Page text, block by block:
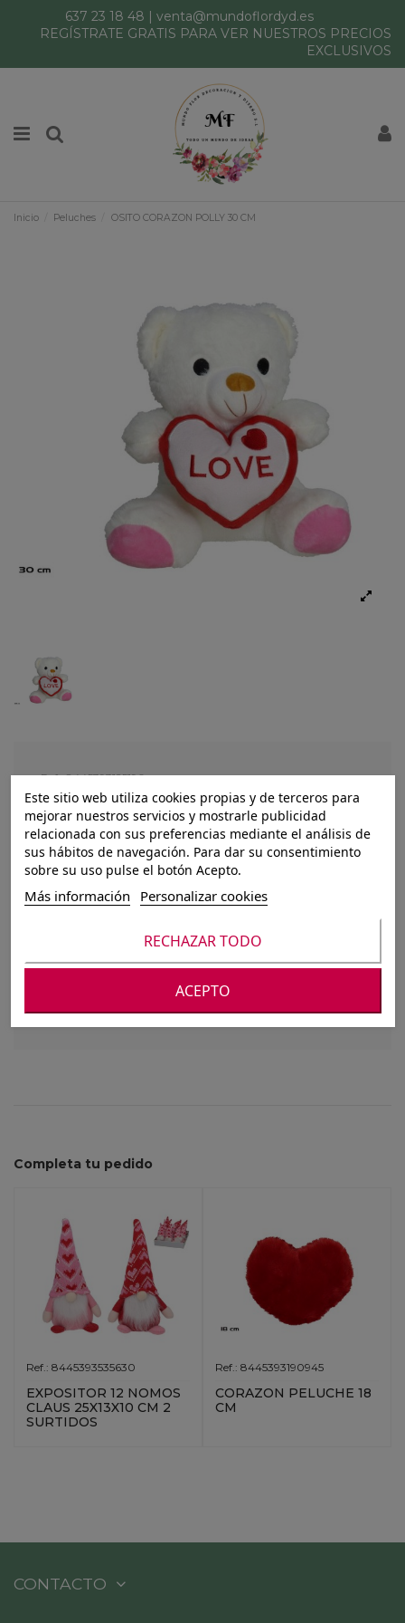
637 23 18 48 | venta@mundoflordyd.es
REGÍSTRATE GRATIS PARA VER NUESTROS PRECIOS
EXCLUSIVOS
Inicio Peluches OSITO CORAZON POLLY 30 CM
Ref.: 8445393125190
OSITO CORAZON
POLLY 30 CM
30.00
Completa tu pedido
Ref.: 8445393535630
EXPOSITOR 12 NOMOS
CLAUS 25X13X10 CM 2
SURTIDOS
Ref.: 8445393190945
CORAZON PELUCHE 18
CM
CONTACTO
Este sitio web utiliza cookies propias y de terceros para
mejorar nuestros servicios y mostrarle publicidad
relacionada con sus preferencias mediante el análisis de
sus hábitos de navegación. Para dar su consentimiento
sobre su uso pulse el botón Acepto.
Más información Personalizar cookies
RECHAZAR TODO
ACEPTO